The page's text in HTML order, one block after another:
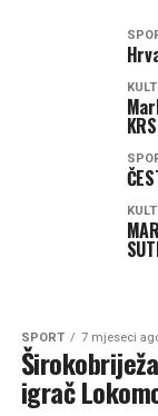
SPORT 7 mjeseci
igrač